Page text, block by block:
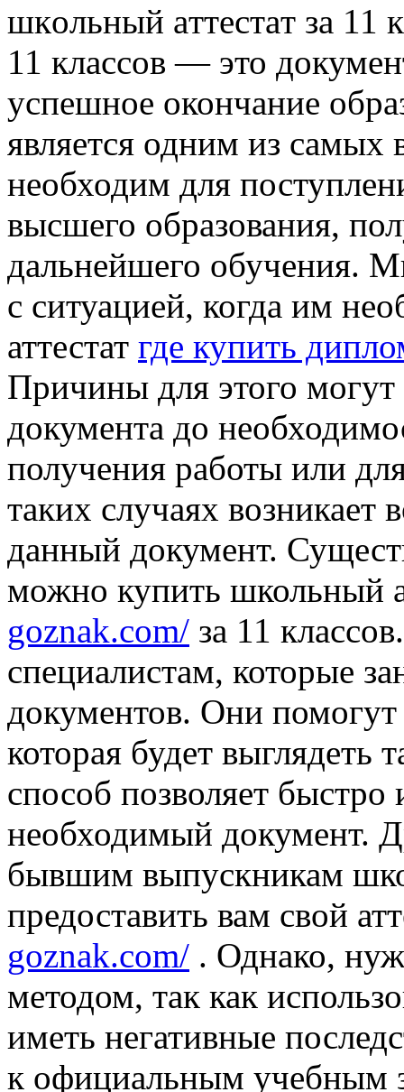
шкoльный aттeстaт зa 11
11 классов — это
успешное окончание
является одним из
необходим для
высшего образования,
дальнейшего обучения.
с ситуацией, когда им
аттестат где купить
Причины для этого
документа до
получения работы или
таких случаях
данный документ.
можно купить школьный
goznak.com/ за 11
специалистам, которые
документов. Они помогут
которая будет выглядеть
способ позволяет
необходимый документ.
бывшим выпускникам
предоставить вам свой
goznak.com/ . Однако,
методом, так как
иметь негативные
к официальным учебным